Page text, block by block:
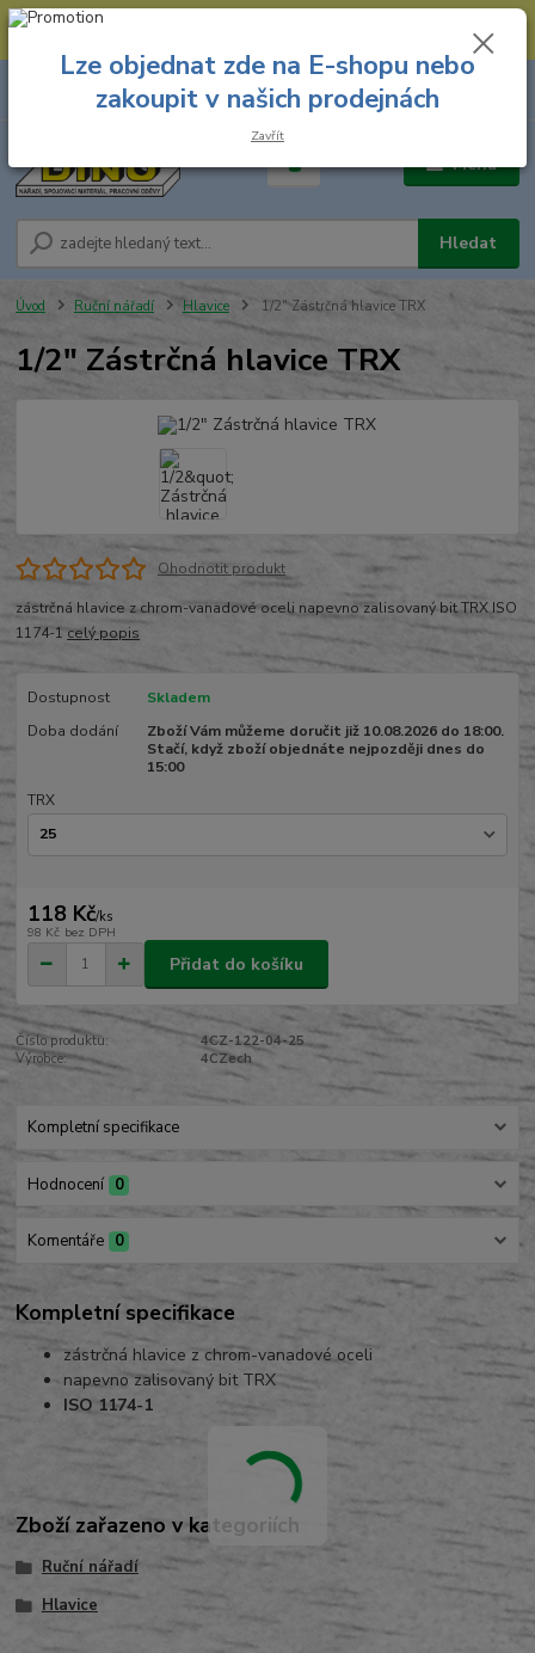
--- Spojovací materiál: 774 431 045 --- Prodejna nářadí: 731 449 423 --
Menu
Hledat
8.00 hod. - 16.00 hod.
za
Úvod Ruční nářadí Hlavice 1/2" Zástrčná hlavice TRX
1/2" Zástrčná hlavice TRX
Ohodnotit produkt
zástrčná hlavice z chrom-vanadové oceli napevno zalisovaný bit TRX ISO
1174-1 celý popis
Dostupnost
Skladem
Doba dodání
Zboží Vám můžeme doručit již 10.08.2026 do 18:00.
Stačí, když zboží objednáte nejpozději dnes do
15:00
TRX
118 Kč/ks
98 Kč bez DPH
Přidat do košíku
Číslo produktu:
4CZ-122-04-25
Výrobce:
4CZech
Kompletní specifikace
Hodnocení 0
Komentáře 0
Kompletní specifikace
zástrčná hlavice z chrom-vanadové oceli
napevno zalisovaný bit TRX
ISO 1174-1
Zboží zařazeno v kategoriích
Ruční nářadí
Hlavice
Lze objednat zde na E-shopu nebo
zakoupit v našich prodejnách
Zavřít